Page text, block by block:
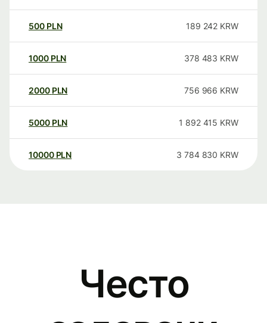
500 PLN 189 242 KRW
1000 PLN 378 483 KRW
2000 PLN 756 966 KRW
5000 PLN 1 892 415 KRW
10000 PLN 3 784 830 KRW
Често